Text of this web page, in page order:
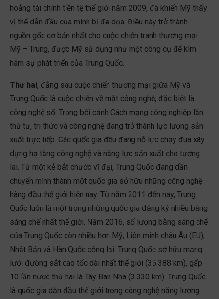
hoảng tài chính tiền tệ thế giới năm 2009, đã khiến Mỹ thấy
vị thế dẫn đầu của mình bị đe dọa. Điều này trở thành
nguồn gốc cơ bản nhất cho cuộc chiến tranh thương mại
Mỹ – Trung, được Mỹ sử dụng như một công cụ để kìm
hãm sự phát triển của Trung Quốc.
Thứ hai, đằng sau cuộc chiến thương mại giữa Mỹ và
Trung Quốc là cuộc chiến về mặt công nghệ, đặc biệt là
công nghệ số. Trong bối cảnh Cách mạng công nghiệp lần
thứ tư, tri thức và công nghệ đang trở thành lực lượng sản
xuất trực tiếp. Các quốc gia đều đang nỗ lực chạy đua xây
dựng hạ tầng công nghệ và năng lực sản xuất cho tương
lai. Từ một kẻ bắt chước vĩ đại, Trung Quốc đang dần
chuyển mình thành một quốc gia sở hữu những công nghệ
hàng đầu thế giới hiện nay. Từ năm 2011 đến nay, Trung
Quốc luôn là một trong những quốc gia đăng ký nhiều bằng
sáng chế nhất thế giới. Năm 2016, số lượng bằng sáng chế
của Trung Quốc còn nhiều hơn Mỹ, Liên minh châu Âu (EU),
Nhật Bản và Hàn Quốc cộng lại. Trung Quốc sở hữu mạng
lưới đường sắt cao tốc dài nhất thế giới (35.388 km), gấp
10 lần nước thứ hai là Tây Ban Nha (3.330 km). Trung Quốc
là quốc gia dẫn đầu thế giới trong công nghệ năng lượng